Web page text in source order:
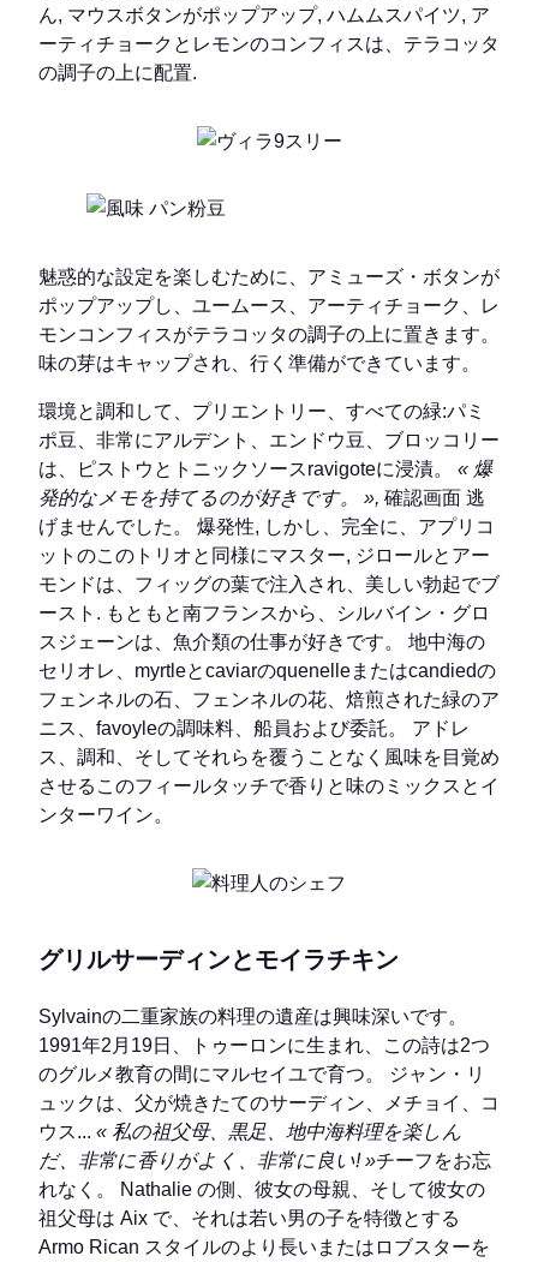
ん, マウスボタンがポップアップ, ハムムスパイツ, ア
ーティチョークとレモンのコンフィスは、テラコッタ
の調子の上に配置.
魅惑的な設定を楽しむために、アミューズ・ボタンが
ポップアップし、ユームース、アーティチョーク、レ
モンコンフィスがテラコッタの調子の上に置きます。
味の芽はキャップされ、行く準備ができています。
環境と調和して、プリエントリー、すべての緑:パミ
ポ豆、非常にアルデント、エンドウ豆、ブロッコリー
は、ピストウとトニックソースravigoteに浸漬。 « 爆
発的なメモを持てるのが好きです。 », 確認画面 逃
げませんでした。 爆発性, しかし、完全に、アプリコ
ットのこのトリオと同様にマスター, ジロールとアー
モンドは、フィッグの葉で注入され、美しい勃起でブ
ースト. もともと南フランスから、シルバイン・グロ
スジェーンは、魚介類の仕事が好きです。 地中海の
セリオレ、myrtleとcaviarのquenelleまたはcandiedの
フェンネルの石、フェンネルの花、焙煎された緑のア
ニス、favoyleの調味料、船員および委託。 アドレ
ス、調和、そしてそれらを覆うことなく風味を目覚め
させるこのフィールタッチで香りと味のミックスとイ
ンターワイン。
グリルサーディンとモイラチキン
Sylvainの二重家族の料理の遺産は興味深いです。
1991年2月19日、トゥーロンに生まれ、この詩は2つ
のグルメ教育の間にマルセイユで育つ。 ジャン・リ
ュックは、父が焼きたてのサーディン、メチョイ、コ
ウス... « 私の祖父母、黒足、地中海料理を楽しん
だ、非常に香りがよく、非常に良い! »チーフをお忘
れなく。 Nathalie の側、彼女の母親、そして彼女の
祖父母は Aix で、それは若い男の子を特徴とする
Armo Rican スタイルのより長いまたはロブスターを